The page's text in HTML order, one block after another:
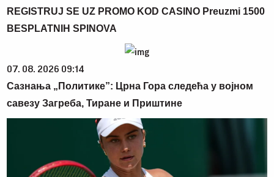
REGISTRUJ SE UZ PROMO KOD CASINO Preuzmi 1500
BESPLATNIH SPINOVA
07. 08. 2026 09:14
Сазнања „Политике”: Црна Гора следећа у војном
савезу Загреба, Тиране и Приштине